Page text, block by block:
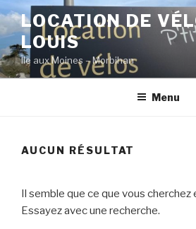
Aller
au
contenu
principal
LOCATION DE
LOUIS
Île aux Moines – Morbihan
Menu
AUCUN RÉSULTAT
Il semble que ce que vous cherchez
Essayez avec une recherche.